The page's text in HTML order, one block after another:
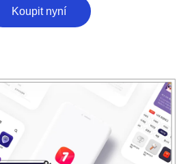
Koupit nyní